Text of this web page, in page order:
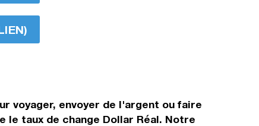
voyager, envoyer de l'argent ou faire
taux de change Dollar Réal. Notre